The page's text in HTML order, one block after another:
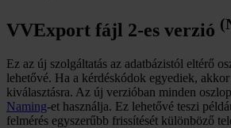
VVExport fájl 2-es verzió
Ez az új szolgáltatás az adatbázistól eltérő
lehetővé. Ha a kérdéskódok egyediek,
kiválasztásra. Az új verzióban minden
Naming-et használja. Ez lehetővé teszi
felmérés egyszerűbb frissítését különböző